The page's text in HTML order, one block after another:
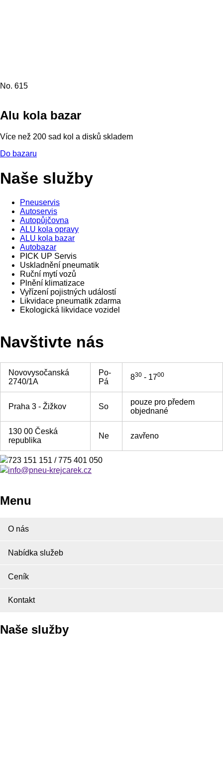
No. 615
Alu kola bazar
Více než 200 sad kol a disků skladem
Do bazaru
Naše služby
Pneuservis
Autoservis
Autopůjčovna
ALU kola opravy
ALU kola bazar
Autobazar
PICK UP Servis
Uskladnění pneumatik
Ruční mytí vozů
Plnění klimatizace
Vyřízení pojistných událostí
Likvidace pneumatik zdarma
Ekologická likvidace vozidel
Navštivte nás
Novovysočanská
2740/1A
Po-
Pá
830 - 1700
Praha 3 - Žižkov So
pouze pro předem
objednané
130 00 Česká
republika
Ne zavřeno
723 151 151 / 775 401 050
info@pneu-krejcarek.cz
Menu
O nás
Nabídka služeb
Ceník
Kontakt
Naše služby